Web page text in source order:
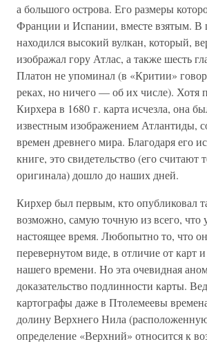
а большого острова. Его размеры
Франции и Испании, вместе взятым. В
находился высокий вулкан, который,
изображал гору Атлас, а также шесть
Платон не упоминал (в «Критии»
реках, но ничего — об их числе). Хотя
Кирхера в 1680 г. карта исчезла, она
известным изображением Атлантиды,
времен древнего мира. Благодаря его
книге, это свидетельство (его считают
оригинала) дошло до наших дней.
Кирхер был первым, кто опубликовал
возможно, самую точную из всего, что
настоящее время. Любопытно то, что
перевернутом виде, в отличие от карт
нашего времени. Но эта очевидная
доказательство подлинности карты.
картографы даже в Птолемеевы
долину Верхнего Нила
определение «Верхний» относится к